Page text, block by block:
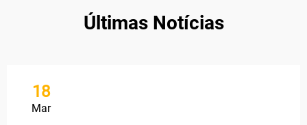
Últimas Notícias
18
Mar